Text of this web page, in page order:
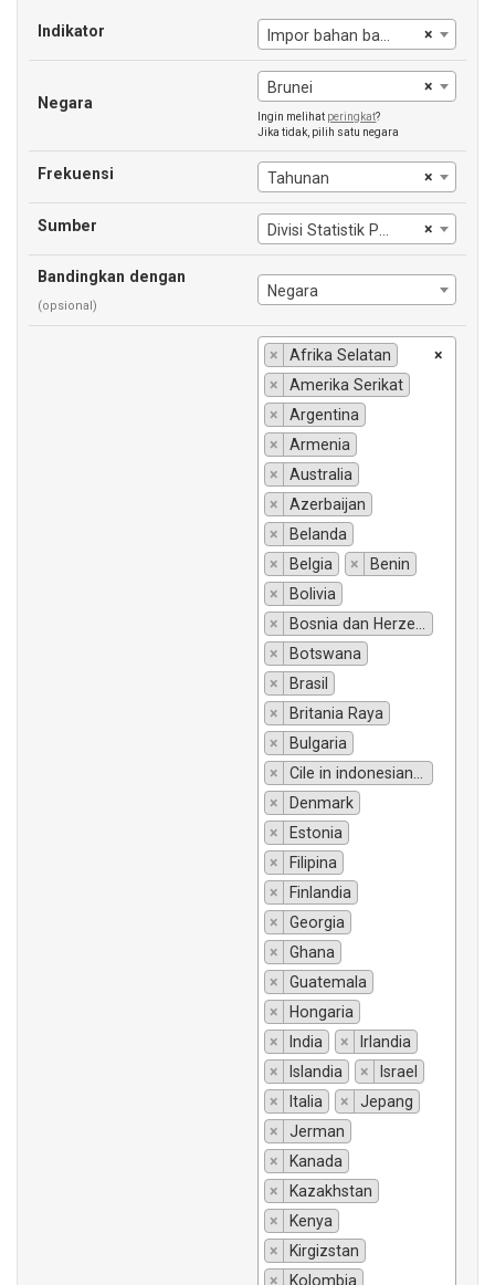
Indikator ×
Impor bahan bakar
Negara
×
Brunei
Ingin melihat peringkat?
Jika tidak, pilih satu negara
Frekuensi ×
Tahunan
Sumber ×
Divisi Statistik Perserikatan Bangsa-Bangsa
Bandingkan dengan
(opsional)
Negara
×
×
Afrika Selatan
×
Amerika Serikat
×
Argentina
×
Armenia
×
Australia
×
Azerbaijan
×
Belanda
×
Belgia ×
Benin
×
Bolivia
×
Bosnia dan Herzegovina
×
Botswana
×
Brasil
×
Britania Raya
×
Bulgaria
×
Cile in indonesiano si traduce "Chili".
×
Denmark
×
Estonia
×
Filipina
×
Finlandia
×
Georgia
×
Ghana
×
Guatemala
×
Hongaria
×
India ×
Irlandia
×
Islandia ×
Israel
×
Italia ×
Jepang
×
Jerman
×
Kanada
×
Kazakhstan
×
Kenya
×
Kirgizstan
×
Kolombia